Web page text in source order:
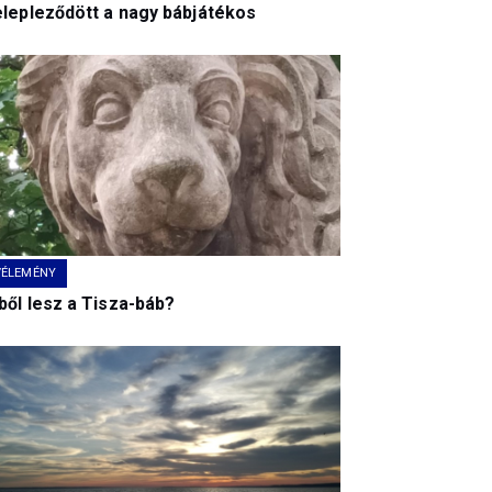
a nagy bábjátékos
lesz a Tisza-báb?